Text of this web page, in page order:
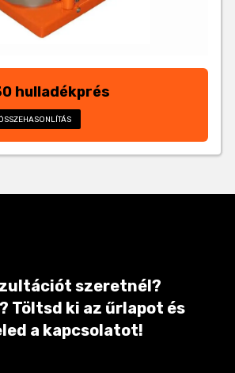
hulladékprés
szeretnél?
Töltsd ki az űrlapot és
a kapcsolatot!